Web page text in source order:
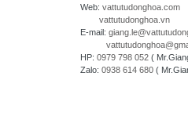
IHI - JAPAN
IOR
ICHIDEN - JAPAN
IAI Corporation -
Web: vattutudonghoa.com
vattutudonghoa.vn
E-mail:
HP: 0979 798 052 (
Zalo: 0938 614 680 (